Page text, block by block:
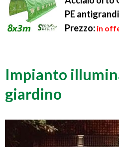
PE
Prezzo: in
Impianto
giardino